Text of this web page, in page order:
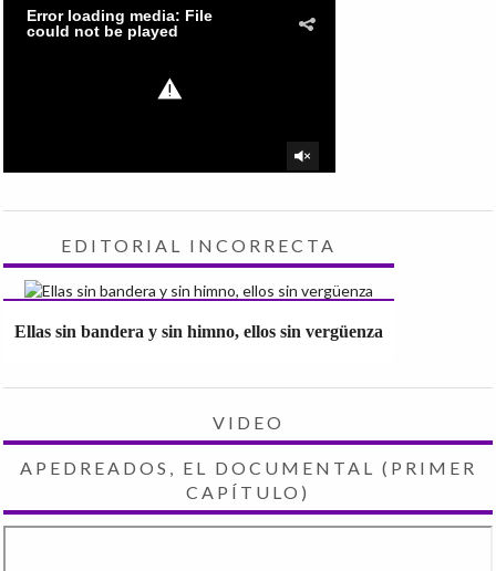
EDITORIAL INCORRECTA
Ellas sin bandera y sin himno, ellos sin vergüenza
VIDEO
APEDREADOS, EL DOCUMENTAL (PRIMER
CAPÍTULO)